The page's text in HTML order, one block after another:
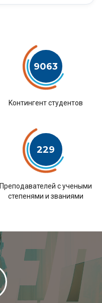
9063
Kонтингент студентов
229
Преподавателей с учеными
степенями и званиями